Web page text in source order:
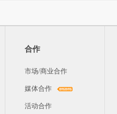
合作
市场/商业合作
媒体合作
活动合作